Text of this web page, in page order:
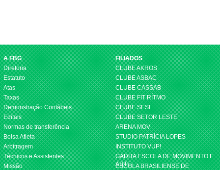
A FBG
Diretoria
Estatuto
Atas
Taxas
Demonstração Contábeis
Editais
Normas de transferência
Bolsa Atleta
Arbitragem
Técnicos e Assistentes
Missão
FILIADOS
CLUBE AKROS
CLUBE ASBAC
CLUBE CASSAB
CLUBE FIT RÍTMO
CLUBE SESI
CLUBE SETOR LESTE
ARENA MOV
STUDIO PATRÍCIA LOPES
INSTITUTO VUP!
GADITA ESCOLA DE MOVIMENTO E
ARTE
ESCOLA BRASILIENSE DE